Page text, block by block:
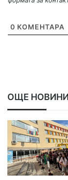
0 КОМЕНТАРА
ОЩЕ НОВИНИ